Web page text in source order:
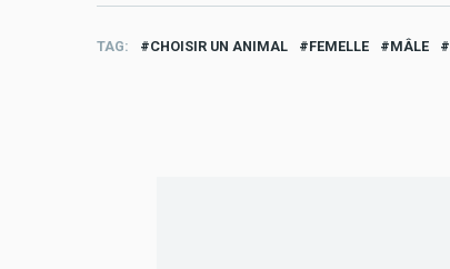
TAG CHOISIR UN ANIMAL FEMELLE MÂLE